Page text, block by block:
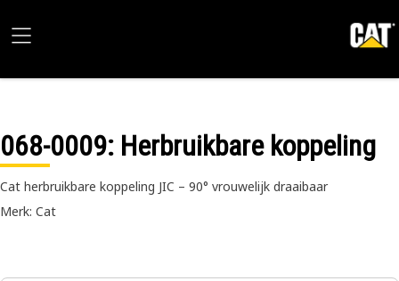
068-0009: Herbruikbare koppeling
Cat herbruikbare koppeling JIC – 90° vrouwelijk draaibaar
Merk: Cat